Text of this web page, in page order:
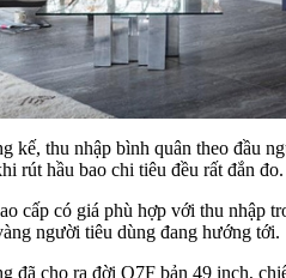
kế, thu nhập bình quân theo đầu
rút hầu bao chi tiêu đều rất đắn đo.
cấp có giá phù hợp với thu nhập
người tiêu dùng đang hướng tới.
đã cho ra đời Q7F bản 49 inch,